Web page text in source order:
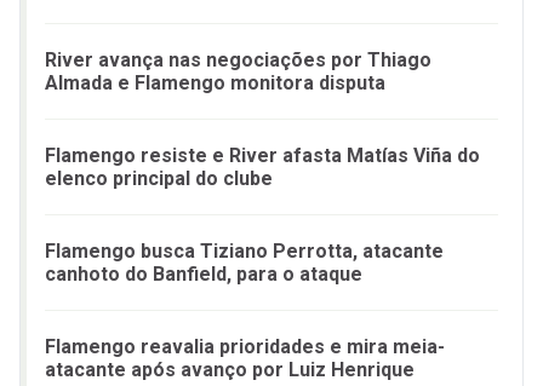
River avança nas negociações por Thiago
Almada e Flamengo monitora disputa
Flamengo resiste e River afasta Matías Viña do
elenco principal do clube
Flamengo busca Tiziano Perrotta, atacante
canhoto do Banfield, para o ataque
Flamengo reavalia prioridades e mira meia-
atacante após avanço por Luiz Henrique